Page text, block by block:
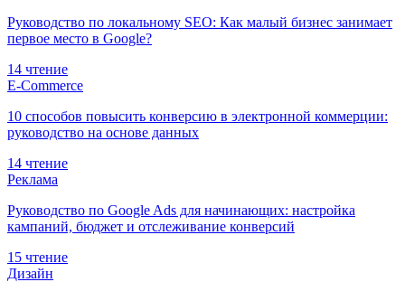
Руководство по локальному SEO: Как малый бизнес занимает
первое место в Google?
14 чтение
E-Commerce
10 способов повысить конверсию в электронной коммерции:
руководство на основе данных
14 чтение
Реклама
Руководство по Google Ads для начинающих: настройка
кампаний, бюджет и отслеживание конверсий
15 чтение
Дизайн